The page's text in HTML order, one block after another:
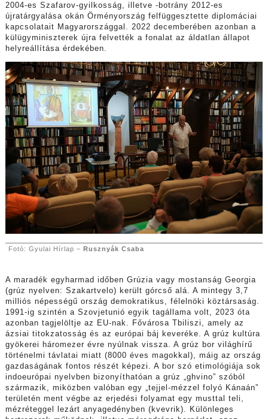
2004-es Szafarov-gyilkosság, illetve -botrány 2012-es
újratárgyalása okán Örményország felfüggesztette diplomáciai
kapcsolatait Magyarországgal. 2022 decemberében azonban a
külügyminiszterek újra felvették a fonalat az áldatlan állapot
helyreállítása érdekében.
Fotó: Gyulai Hírlap – Rusznyák Csaba
A maradék egyharmad időben Grúzia vagy mostanság Georgia
(grúz nyelven: Szakartvelo) került górcső alá. A mintegy 3,7
milliós népességű ország demokratikus, félelnöki köztársaság.
1991-ig szintén a Szovjetunió egyik tagállama volt, 2023 óta
azonban tagjelöltje az EU-nak. Fővárosa Tbiliszi, amely az
ázsiai titokzatosság és az európai báj keveréke. A grúz kultúra
gyökerei háromezer évre nyúlnak vissza. A grúz bor világhírű
történelmi távlatai miatt (8000 éves magokkal), máig az ország
gazdaságának fontos részét képezi. A bor szó etimológiája sok
indoeurópai nyelvben bizonyíthatóan a grúz „ghvino” szóból
származik, miközben valóban egy „tejjel-mézzel folyó Kánaán”
területén ment végbe az erjedési folyamat egy musttal teli,
mézréteggel lezárt anyagedényben (kvevrik). Különleges